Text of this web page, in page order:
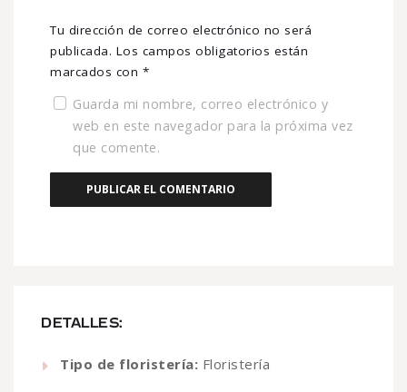
DETALLES:
Tipo de floristería: Floristería
Tu dirección de correo electrónico no será
publicada. Los campos obligatorios están
marcados con *
Guarda mi nombre, correo electrónico y
web en este navegador para la próxima vez
que comente.